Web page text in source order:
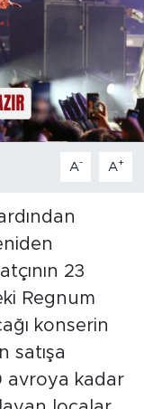
A- A+
23
Regnum
konserin
satışa
avroya kadar